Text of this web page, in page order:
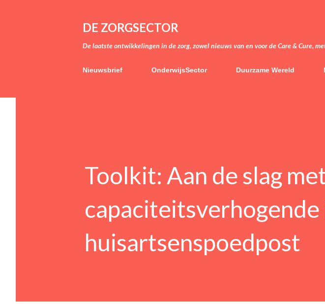
DE ZORGSECTOR
De laatste ontwikkelingen in de zorg, zowel nieuws van en voor de Care & Cure,
Nieuwsbrief OnderwijsSector Duurzame Wereld
Toolkit: Aan de slag
huisartsenspoedpost